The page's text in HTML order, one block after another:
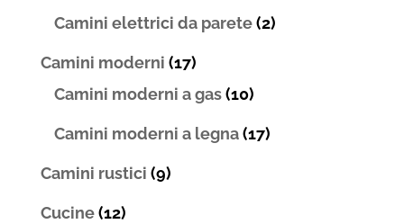
Camini elettrici da parete (2)
Camini moderni (17)
Camini moderni a gas (10)
Camini moderni a legna (17)
Camini rustici (9)
Cucine (12)